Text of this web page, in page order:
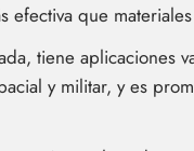
que
tiene aplicaciones
y militar, y es